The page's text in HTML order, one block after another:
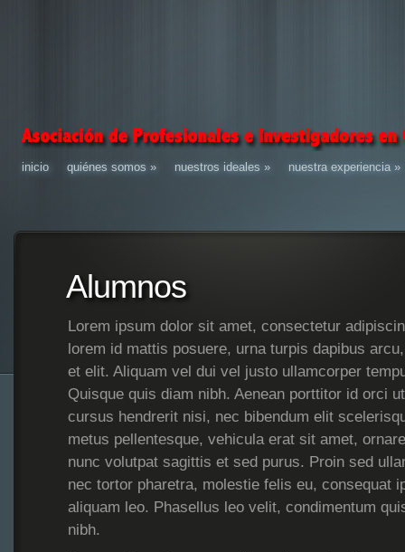
inicio quiénes somos » nuestros ideales » nuestra experiencia»
Alumnos
Lorem ipsum dolor sit amet, consectetur
lorem id mattis posuere, urna turpis dapibus
et elit. Aliquam vel dui vel justo ullamcorper
Quisque quis diam nibh. Aenean porttitor id orci
cursus hendrerit nisi, nec bibendum elit
metus pellentesque, vehicula erat sit amet,
nunc volutpat sagittis et sed purus. Proin sed
nec tortor pharetra, molestie felis eu, consequat
aliquam leo. Phasellus leo velit, condimentum
nibh.